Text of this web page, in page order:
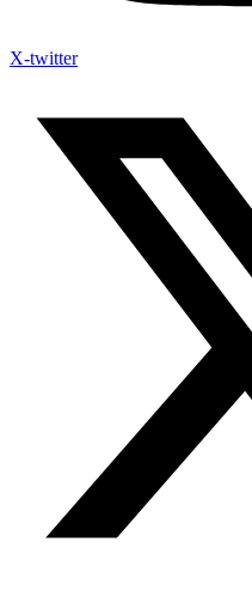
X-twitter